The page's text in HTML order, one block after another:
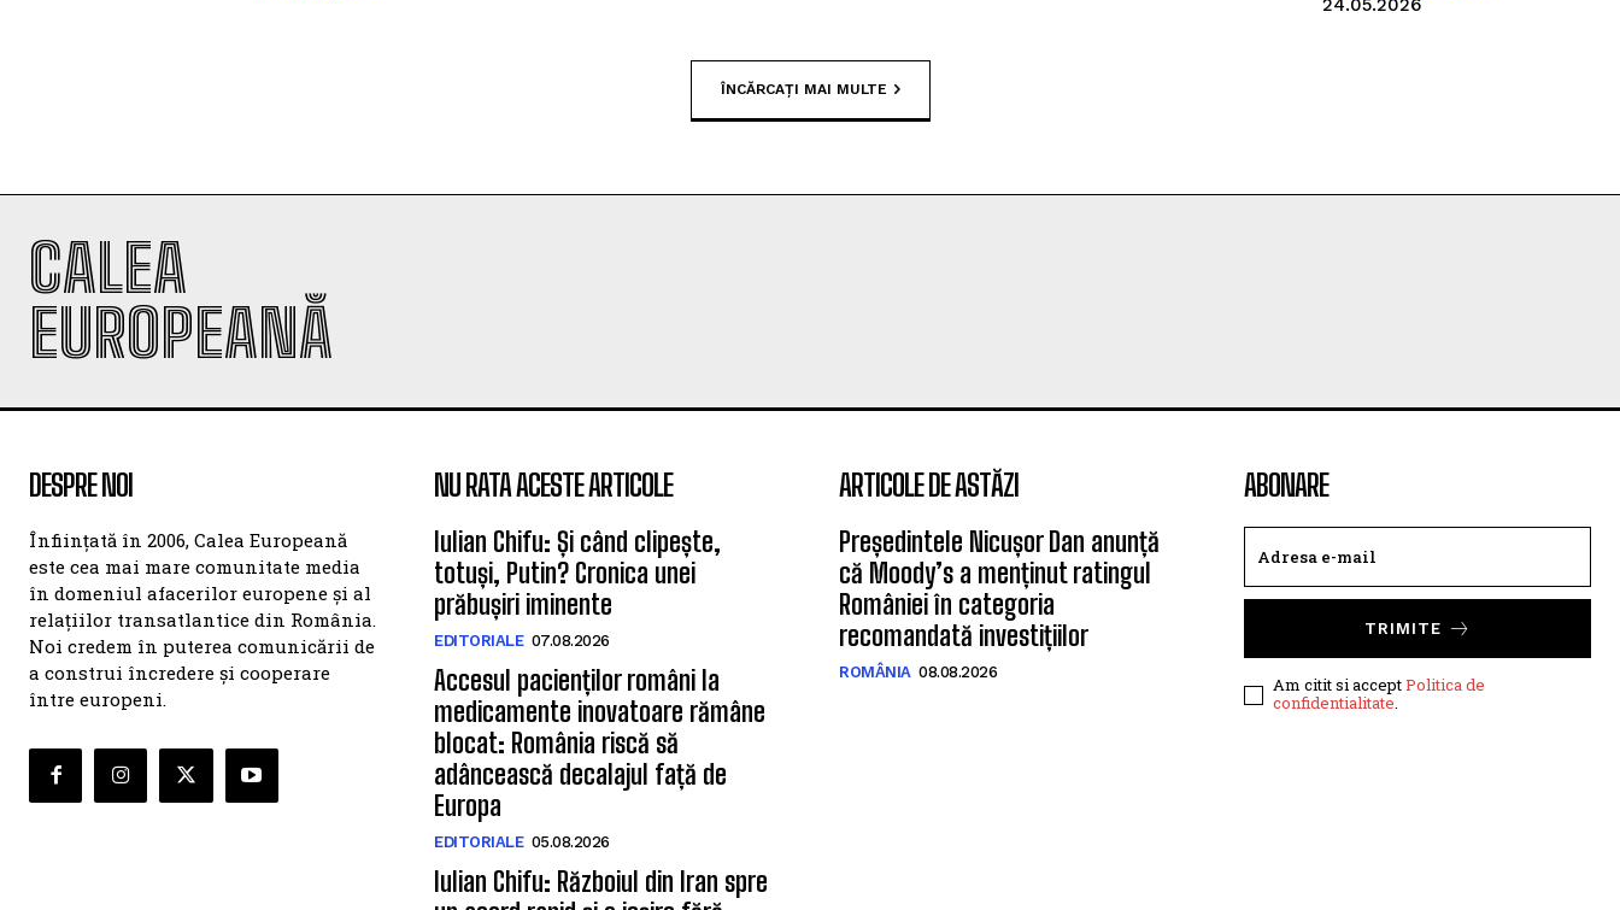
24.05.2026
ÎNCĂRCAȚI MAI MULTE
CALEA
EUROPEANĂ
DESPRE NOI
Înființată în 2006, Calea Europeană
este cea mai mare comunitate media
în domeniul afacerilor europene și al
relațiilor transatlantice din România.
Noi credem în puterea comunicării de
a construi încredere și cooperare
între europeni.
NU RATA ACESTE ARTICOLE
Iulian Chifu: Și când clipește,
totuși, Putin? Cronica unei
prăbușiri iminente
EDITORIALE 07.08.2026
Accesul pacienților români la
medicamente inovatoare rămâne
blocat: România riscă să
adâncească decalajul față de
Europa
EDITORIALE 05.08.2026
Iulian Chifu: Războiul din Iran spre
ARTICOLE DE ASTĂZI
Președintele Nicușor Dan anunță
că Moody’s a menținut ratingul
României în categoria
recomandată investițiilor
ROMÂNIA 08.08.2026
ABONARE
TRIMITE
Am citit si acceptPolitica de
confidentialitate.